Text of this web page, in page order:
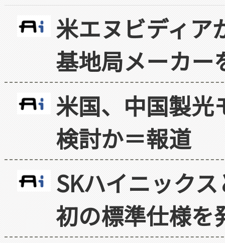
米エヌビディア
基地局メーカー
米国、中国製光
検討か＝報道
SKハイニック
初の標準仕様を